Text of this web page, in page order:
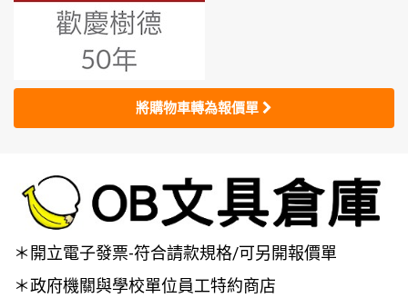
將購物車轉為報價單
＊開立電子發票-符合請款規格/可另開報價單
＊政府機關與學校單位員工特約商店